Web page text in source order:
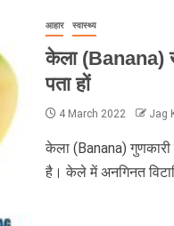
आहार स्वास्थ्य
केला (Banana)
पता हों
4 March 2022 Jag
केला (Banana) गुणकारी
है। केले में अनगिनत